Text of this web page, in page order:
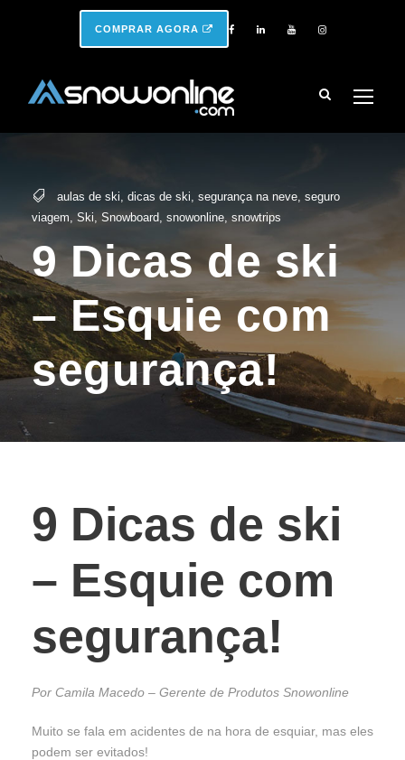
COMPRAR AGORA
aulas de ski, dicas de ski, segurança na neve, seguro
viagem Ski Snowboard snowonline snowtrips
9 Dicas de ski
– Esquie com
segurança!
9 Dicas de ski
– Esquie com
segurança!
Por Camila Macedo – Gerente de Produtos Snowonline
Muito se fala em acidentes de na hora de esquiar, mas eles
podem ser evitados!